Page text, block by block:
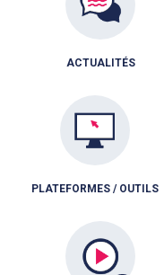
ACTUALITÉS
PLATEFORMES / OUTILS